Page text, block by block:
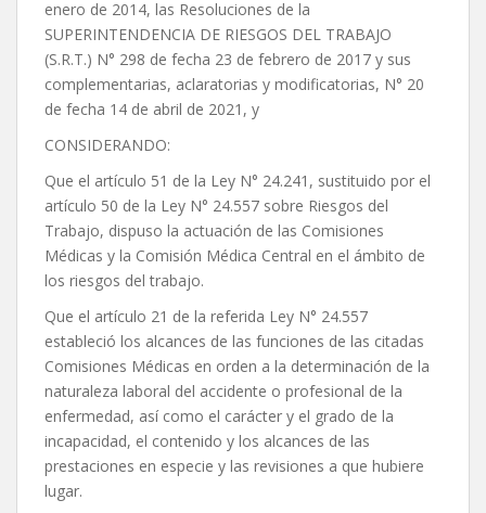
enero de 2014, las Resoluciones de la
SUPERINTENDENCIA DE RIESGOS DEL TRABAJO
(S.R.T.) N° 298 de fecha 23 de febrero de 2017 y sus
complementarias, aclaratorias y modificatorias, N° 20
de fecha 14 de abril de 2021, y
CONSIDERANDO:
Que el artículo 51 de la Ley N° 24.241, sustituido por el
artículo 50 de la Ley N° 24.557 sobre Riesgos del
Trabajo, dispuso la actuación de las Comisiones
Médicas y la Comisión Médica Central en el ámbito de
los riesgos del trabajo.
Que el artículo 21 de la referida Ley N° 24.557
estableció los alcances de las funciones de las citadas
Comisiones Médicas en orden a la determinación de la
naturaleza laboral del accidente o profesional de la
enfermedad, así como el carácter y el grado de la
incapacidad, el contenido y los alcances de las
prestaciones en especie y las revisiones a que hubiere
lugar.